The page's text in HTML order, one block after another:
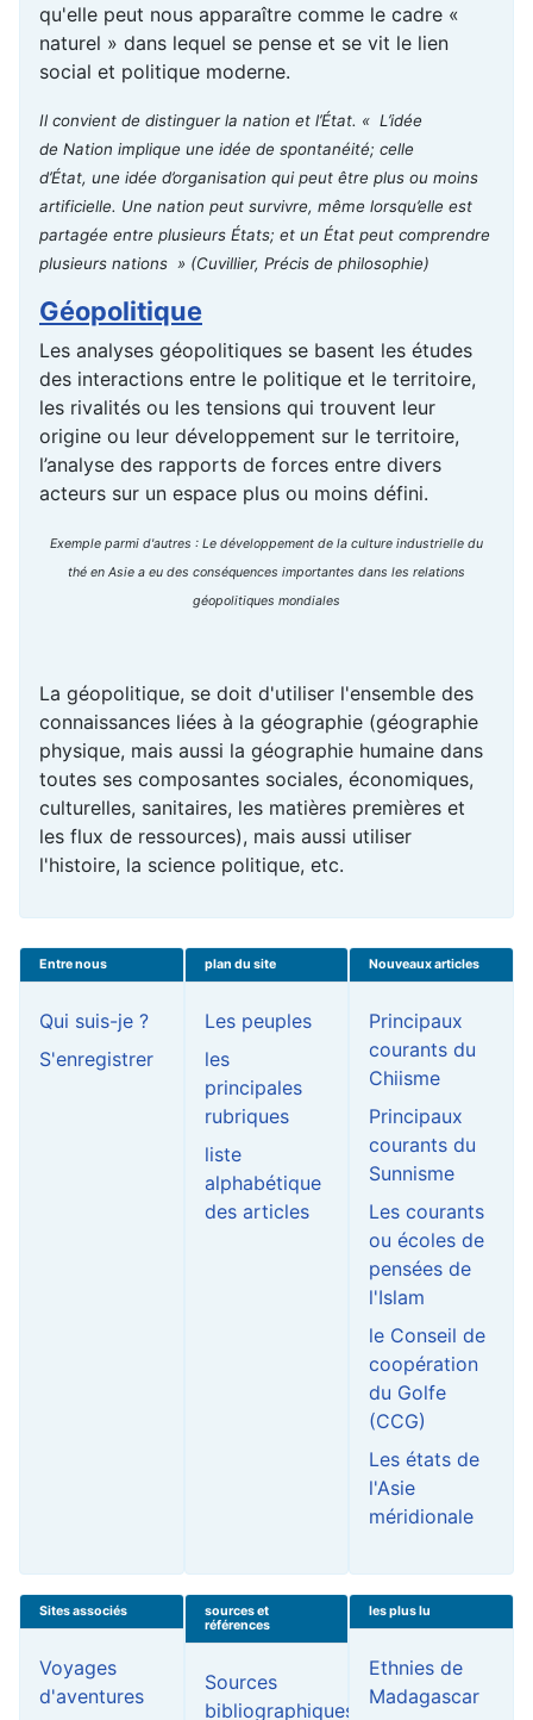
qu'elle peut nous apparaître comme le cadre «
naturel » dans lequel se pense et se vit le lien
social et politique moderne.
Il convient de distinguer la nation et l’État. « L’idée
de Nation implique une idée de spontanéité; celle
d’État, une idée d’organisation qui peut être plus ou moins
artificielle. Une nation peut survivre, même lorsqu’elle est
partagée entre plusieurs États; et un État peut comprendre
plusieurs nations » (Cuvillier, Précis de philosophie)
Géopolitique
Les analyses géopolitiques se basent les études
des interactions entre le politique et le territoire,
les rivalités ou les tensions qui trouvent leur
origine ou leur développement sur le territoire,
l’analyse des rapports de forces entre divers
acteurs sur un espace plus ou moins défini.
Exemple parmi d'autres : Le développement de la culture industrielle du
thé en Asie a eu des conséquences importantes dans les relations
géopolitiques mondiales
La géopolitique, se doit d'utiliser l'ensemble des
connaissances liées à la géographie (géographie
physique, mais aussi la géographie humaine dans
toutes ses composantes sociales, économiques,
culturelles, sanitaires, les matières premières et
les flux de ressources), mais aussi utiliser
l'histoire, la science politique, etc.
Entre nous
Qui suis-je ?
S'enregistrer
plan du site
Les peuples
les
principales
rubriques
liste
alphabétique
des articles
Nouveaux articles
Principaux
courants du
Chiisme
Principaux
courants du
Sunnisme
Les courants
ou écoles de
pensées de
l'Islam
le Conseil de
coopération
du Golfe
(CCG)
Les états de
l'Asie
méridionale
Sites associés
Voyages
d'aventures
sources et
références
Sources
bibliographiques
les plus lu
Ethnies de
Madagascar